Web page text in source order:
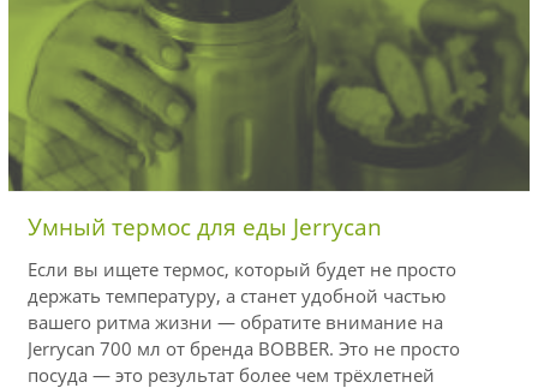
Умный термос для еды Jerrycan
Если вы ищете термос, который будет не просто
держать температуру, а станет удобной частью
вашего ритма жизни — обратите внимание на
Jerrycan 700 мл от бренда BOBBER. Это не просто
посуда — это результат более чем трёхлетней